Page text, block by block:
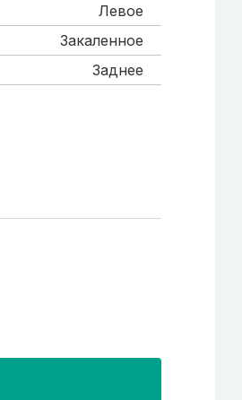
Левое
Закаленное
Заднее